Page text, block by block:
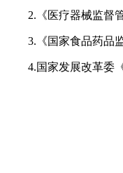
2.《医疗器械监督管
3.《国家食品药品监
4.国家发展改革委《